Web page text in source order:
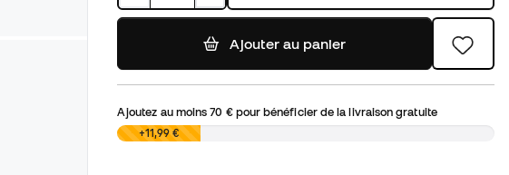
Ajouter au panier
Ajoutez au moins70 €pour bénéficier de la livraison gratuite
0,00 €+11,99 €